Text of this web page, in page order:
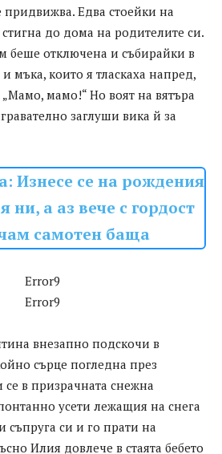
Едва стоейки на
до дома на родителите си.
беше отключена и събирайки в
и мъка, които я тласкаха напред,
мамо!“ Но воят на вятъра
заглуши вика й за
Изнесе се на рождения
ни, а аз вече с гордост
самотен баща
Error9
Error9
внезапно подскочи в
сърце погледна през
се в призрачната снежна
усети лежащия на снега
съпруга си и го прати на
Илия довлече в стаята бебето